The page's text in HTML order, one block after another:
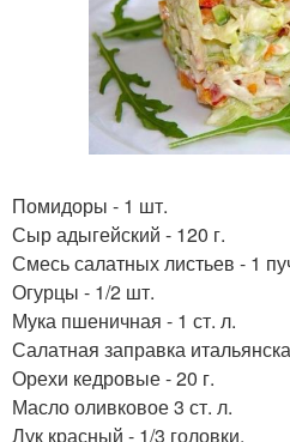
Помидоры - 1 шт.
Сыр адыгейский - 120 г.
Смесь салатных листьев - 1
Огурцы - 1/2 шт.
Мука пшеничная - 1 ст. л.
Салатная заправка
Орехи кедровые - 20 г.
Масло оливковое 3 ст. л.
Лук красный - 1/3 головки.